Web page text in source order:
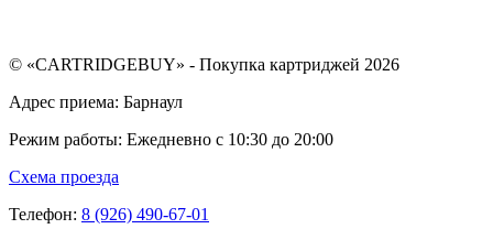
© «CARTRIDGEBUY» - Покупка картриджей 2026
Адрес приема: Барнаул
Режим работы: Ежедневно с 10:30 до 20:00
Схема проезда
Телефон: 8 (926) 490-67-01